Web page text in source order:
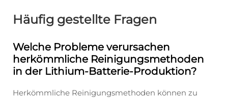
Häufig gestellte Fragen
Welche Probleme verursachen
herkömmliche Reinigungsmethoden
in der Lithium-Batterie-Produktion?
Herkömmliche Reinigungsmethoden können zu